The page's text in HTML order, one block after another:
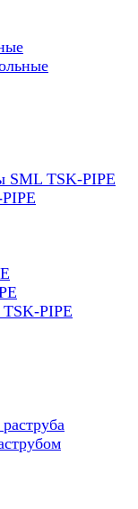
SML TSK-PIPE
PIPE